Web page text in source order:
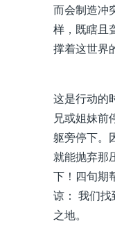
而会制造冲
样，既瞎且
撑着这世界
这是行动的
兄或姐妹前
躯旁停下。
就能抛弃那
下！四旬期
谅： 我们
之地。